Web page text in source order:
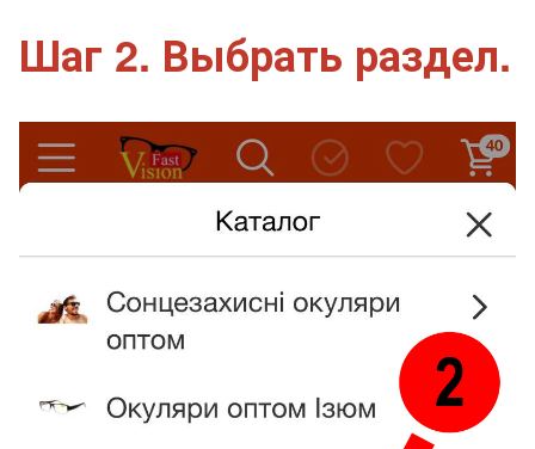
Шаг 2. Выбрать раздел.